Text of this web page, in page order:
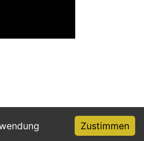
Zustimmen